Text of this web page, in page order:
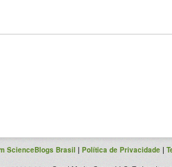
ScienceBlogs Brasil | Política de Privacidade |